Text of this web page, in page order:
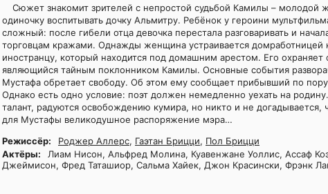
Сюжет знакомит зрителей с непростой судьбой Камилы –
одиночку воспитывать дочку Альмитру. Ребёнок у героини
сложный: после гибели отца девочка перестала разговаривать и
торговцам кражами. Однажды женщина устраивается домработницей
иностранцу, который находится под домашним арестом. Его
являющийся тайным поклонником Камилы. Основные события
Мустафа обретает свободу. Об этом ему сообщает прибывший по
Однако есть одно условие: поэт должен немедленно уехать на
талант, радуются освобождению кумира, но никто и не
для Мустафы великодушное распоряжение мэра…
Режиссёр:
Роджер Аллерс, Гаэтан Брицци, Пол Брицци
Актёры:
Лиам Нисон, Альфред Молина, Куавенжане Уоллис, Ассаф
Джеймисон, Фред Таташиор, Сальма Хайек, Джон Красински, Фрэнк